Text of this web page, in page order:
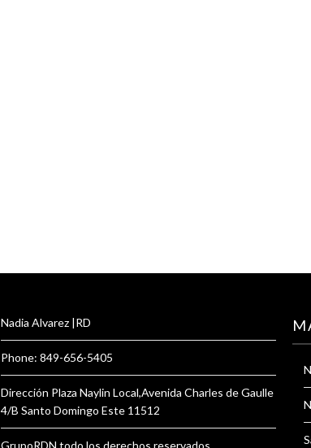
Nadia Alvarez |RD
Phone: 849-656-5405
Dirección Plaza Naylin Local,Avenida Charles de Gaulle
4/B Santo Domingo Este 11512